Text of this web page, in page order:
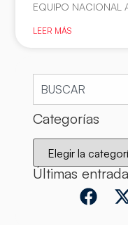
EQUIPO NACIONAL
LEER MÁS
Categorías
Últimas